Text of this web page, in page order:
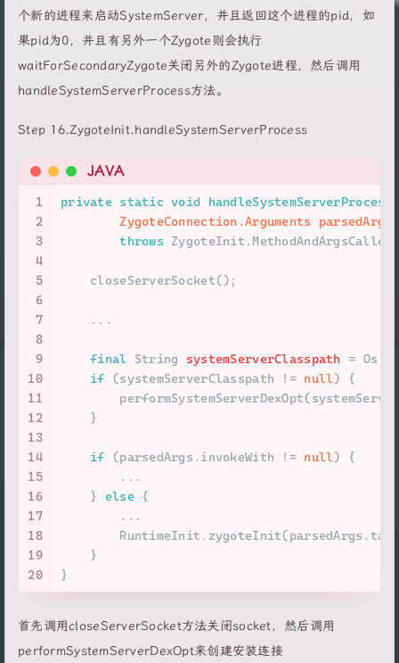
个新的进程来启动SystemServer，并且返回这个进程的pid，如
果pid为0，并且有另外一个Zygote则会执行
waitForSecondaryZygote关闭另外的Zygote进程，然后调用
handleSystemServerProcess方法。
Step 16.ZygoteInit.handleSystemServerProcess
JAVA
1
2
3
4
5
6
7
8
9
10
11
12
13
14
15
16
17
18
19
20
private static void handleSystemServerProcess
        ZygoteConnection.Arguments parsedArgs)
throws
    closeServerSocket();
    ...
final String systemServerClasspath =
if (systemServerClasspath != null) {
    }
if (parsedArgs.invokeWith != null) {
        ...
    }
else {
        ...
    }
}
首先调用closeServerSocket方法关闭socket，然后调用
performSystemServerDexOpt来创建安装连接